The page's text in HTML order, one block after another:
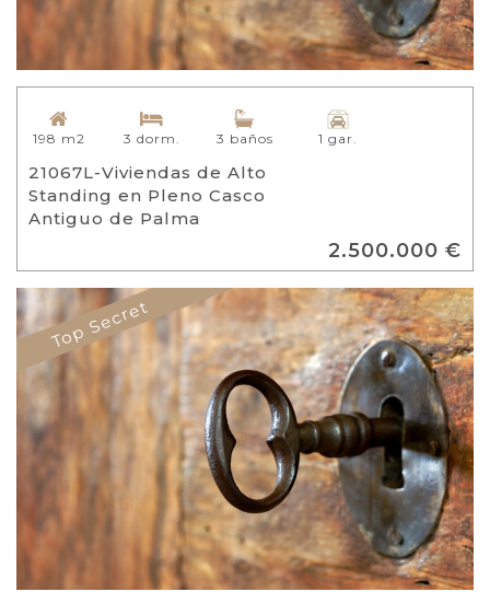
198 m2 3 dorm. 3 baños 1 gar.
21067L-Viviendas de Alto
Standing en Pleno Casco
Antiguo de Palma
2.500.000 €
Top Secret